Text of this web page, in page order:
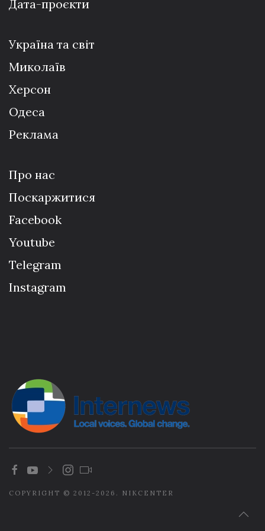
Дата-проєкти
Україна та світ
Миколаїв
Херсон
Одеса
Реклама
Про нас
Поскаржитися
Facebook
Youtube
Telegram
Instagram
COPYRIGHT © 2012-2026. NIKCENTER